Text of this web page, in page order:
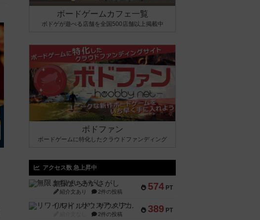
ボードゲームカフェ一覧
ボドゲが遊べる店舗を全国500店舗以上掲載中
ボドファン
ボードゲームに特化したクラウドファンディング
アクセス数 急上昇中
574 PT
無限まちがいさがし
紹介文あり 2件の投稿
389 PT
リワイルド：サウスアメリカ
2件の投稿